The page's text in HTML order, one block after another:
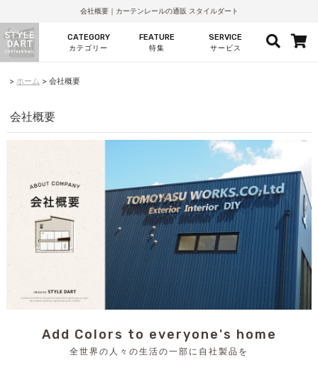
会社概要｜カーテンレールの通販 スタイルダート
CATEGORY
カテゴリー
FEATURE
特集
SERVICE
サービス
ホーム 会社概要
会社概要
Add Colors to everyone's home
全世界の人々の生活の一部に自社製品を